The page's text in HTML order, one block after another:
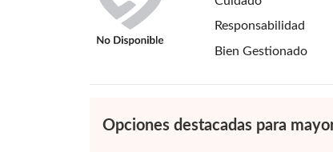
Responsabilidad
Bien Gestionado
Opciones destacadas para